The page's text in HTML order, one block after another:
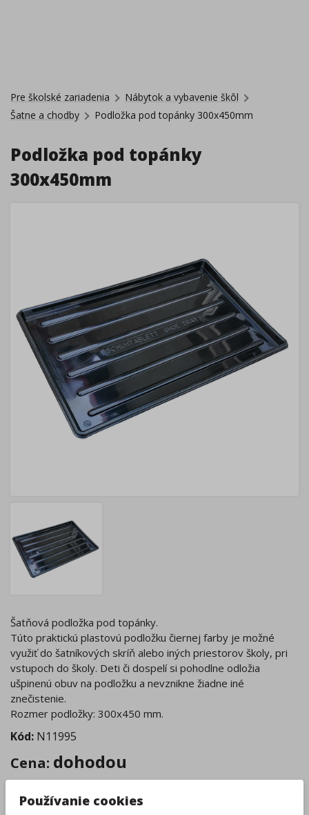
Pre školské zariadenia
Nábytok a vybavenie škôl
Šatne a chodby
Podložka pod topánky 300x450mm
Podložka pod topánky
300x450mm
Šatňová podložka pod topánky.
Túto praktickú plastovú podložku čiernej farby je možné
využiť do šatníkových skríň alebo iných priestorov školy, pri
vstupoch do školy. Deti či dospelí si pohodlne odložia
ušpinenú obuv na podložku a nevznikne žiadne iné
znečistenie.
Rozmer podložky: 300x450 mm.
Kód: N11995
Cena: dohodou
Zvoľte množstvo pre cenovú kalkuláciu:
Používanie cookies